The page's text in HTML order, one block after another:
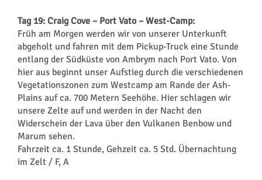
Tag 19: Craig Cove – Port Vato – West-Camp:
Früh am Morgen werden wir von unserer Unterkunft
abgeholt und fahren mit dem Pickup-Truck eine Stunde
entlang der Südküste von Ambrym nach Port Vato. Von
hier aus beginnt unser Aufstieg durch die verschiedenen
Vegetationszonen zum Westcamp am Rande der Ash-
Plains auf ca. 700 Metern Seehöhe. Hier schlagen wir
unsere Zelte auf und werden in der Nacht den
Widerschein der Lava über den Vulkanen Benbow und
Marum sehen.
Fahrzeit ca. 1 Stunde, Gehzeit ca. 5 Std. Übernachtung
im Zelt / F, A